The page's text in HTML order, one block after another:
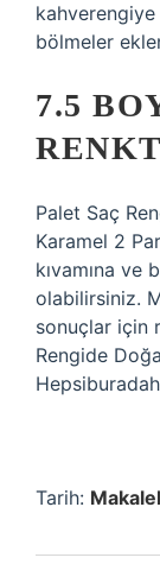
bölmeler
7.5
Palet Saç
Karamel 2
kıvamına ve
olabilirsiniz.
sonuçlar için
Rengide
Tarih: